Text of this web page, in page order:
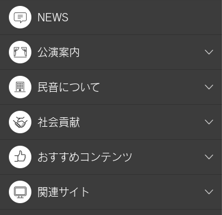
NEWS
公演案内
民音について
社会貢献
おすすめコンテンツ
関連サイト